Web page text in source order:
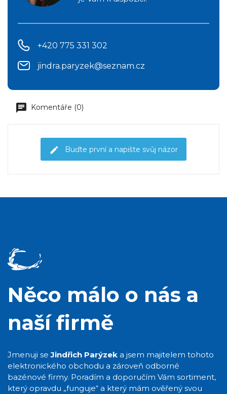
+420 775 331 302
jindra.paryzek@seznam.cz
Komentáře (0)
Buďte první a napište svůj názor
Něco málo o nás a
naší firmě
Jmenuji seJindřich Parýzek a jsem majitelem tohoto
elektronického obchodu a zároveň odborné
bazénové firmy. Poradím a doporučím Vám sortiment,
který opravdu „funguje“ a který mám ověřený svou